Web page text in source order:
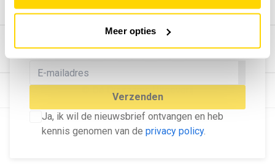
Meer opties
MELD U AAN VOOR ONZE
NIEUWSBRIEF
Blijf op de hoogte van het laatste nieuws!
Verzenden
Ja, ik wil de nieuwsbrief ontvangen en heb
kennis genomen van de privacy policy.
© Dé Duurzame Uitgeverij